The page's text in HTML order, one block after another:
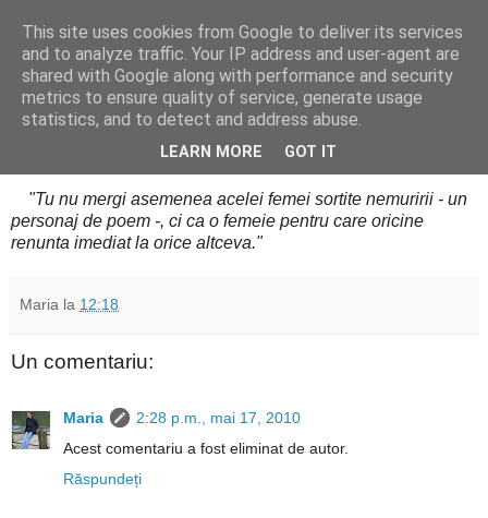
Cealalta realitate
vineri, mai 14, 2010
Cees Nooteboom: Urmatoarea poveste
"Tu nu mergi asemenea acelei femei sortite nemuririi - un
personaj de poem -, ci ca o femeie pentru care oricine
renunta imediat la orice altceva."
Maria la 12:18
Un comentariu:
Maria
2:28 p.m., mai 17, 2010
Acest comentariu a fost eliminat de autor.
Răspundeți
This site uses cookies from Google to deliver its services
and to analyze traffic. Your IP address and user-agent are
shared with Google along with performance and security
metrics to ensure quality of service, generate usage
statistics, and to detect and address abuse.
LEARN MORE GOT IT